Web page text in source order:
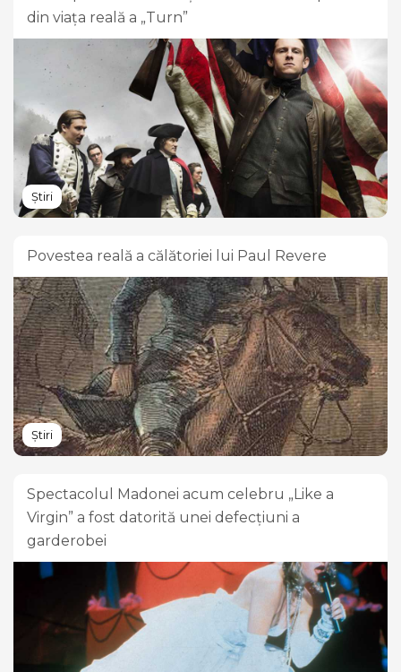
din viața reală a „Turn”
Știri
Povestea reală a călătoriei lui Paul Revere
Știri
Spectacolul Madonei acum celebru „Like a
Virgin” a fost datorită unei defecțiuni a
garderobei